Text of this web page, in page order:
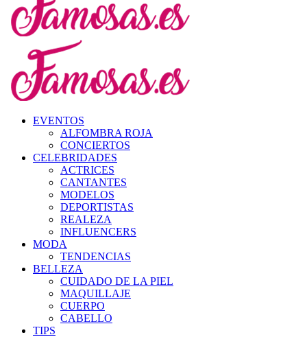
EVENTOS
ALFOMBRA ROJA
CONCIERTOS
CELEBRIDADES
ACTRICES
CANTANTES
MODELOS
DEPORTISTAS
REALEZA
INFLUENCERS
MODA
TENDENCIAS
BELLEZA
CUIDADO DE LA PIEL
MAQUILLAJE
CUERPO
CABELLO
TIPS